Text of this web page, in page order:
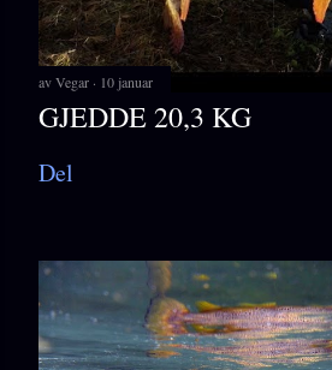
avVegar 10 januar
GJEDDE 20,3 KG
Del